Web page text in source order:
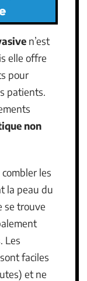
n’est
elle offre
pour
patients.
non
les
la peau du
se trouve
Les
sont faciles
et ne